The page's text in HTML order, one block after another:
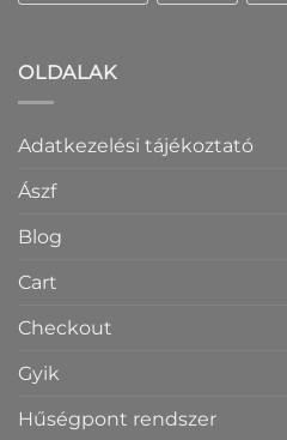
OLDALAK
Adatkezelési tájékoztató
Ászf
Blog
Cart
Checkout
Gyik
Hűségpont rendszer